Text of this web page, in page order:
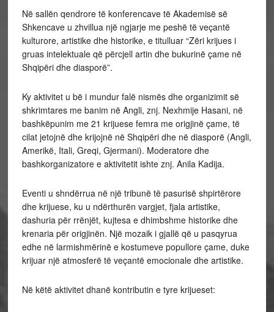
Në sallën qendrore të konferencave të Akademisë së
Shkencave u zhvillua një ngjarje me peshë të veçantë
kulturore, artistike dhe historike, e titulluar “Zëri krijues i
gruas intelektuale që përcjell artin dhe bukurinë çame në
Shqipëri dhe diasporë”.
Ky aktivitet u bë i mundur falë nismës dhe organizimit së
shkrimtares me banim në Angli, znj. Nexhmije Hasani, në
bashkëpunim me 21 krijuese femra me origjinë çame, të
cilat jetojnë dhe krijojnë në Shqipëri dhe në diasporë (Angli,
Amerikë, Itali, Greqi, Gjermani). Moderatore dhe
bashkorganizatore e aktivitetit ishte znj. Anila Kadija.
Eventi u shndërrua në një tribunë të pasurisë shpirtërore
dhe krijuese, ku u ndërthurën vargjet, fjala artistike,
dashuria për rrënjët, kujtesa e dhimbshme historike dhe
krenaria për origjinën. Një mozaik i gjallë që u pasqyrua
edhe në larmishmërinë e kostumeve popullore çame, duke
krijuar një atmosferë të veçantë emocionale dhe artistike.
Në këtë aktivitet dhanë kontributin e tyre krijueset: